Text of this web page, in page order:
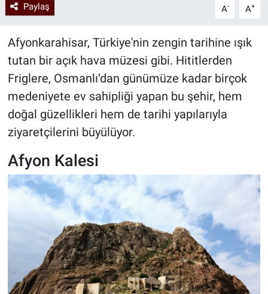
Paylaş A- A+
Afyonkarahisar, Türkiye'nin zengin tarihine ışık
tutan bir açık hava müzesi gibi. Hititlerden
Friglere, Osmanlı’dan günümüze kadar birçok
medeniyete ev sahipliği yapan bu şehir, hem
doğal güzellikleri hem de tarihi yapılarıyla
ziyaretçilerini büyülüyor.
Afyon Kalesi